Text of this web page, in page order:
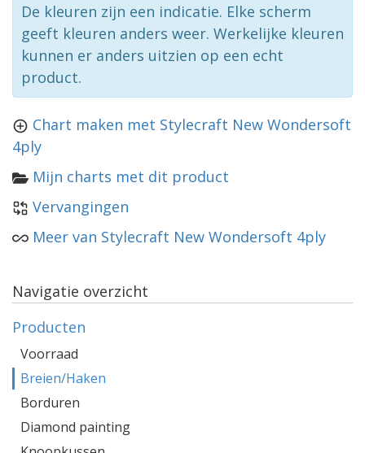
De kleuren zijn een indicatie. Elke scherm
geeft kleuren anders weer. Werkelijke kleuren
kunnen er anders uitzien op een echt
product.
Chart maken met Stylecraft New Wondersoft
4ply
Mijn charts met dit product
Vervangingen
Meer van Stylecraft New Wondersoft 4ply
Navigatie overzicht
Producten
Voorraad
Breien/Haken
Borduren
Diamond painting